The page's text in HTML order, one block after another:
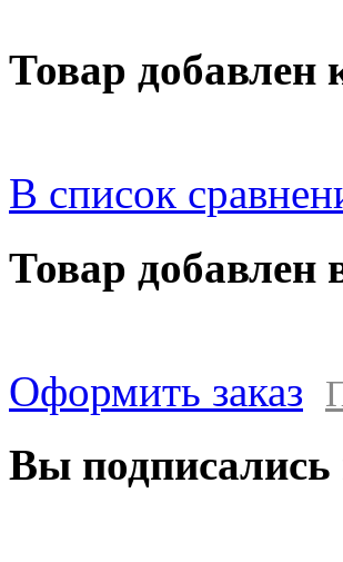
Товар добавлен
В список
Товар добавлен
Оформить заказ
Вы подписались